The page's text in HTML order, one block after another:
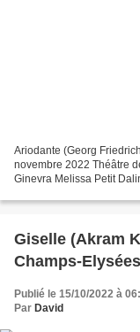
Ariodante (Georg
novembre 2022 Théâtre
Ginevra Melissa Petit
Giselle (Akram
Champs-Elysées
Publié le 15/10/2022 à
Par David